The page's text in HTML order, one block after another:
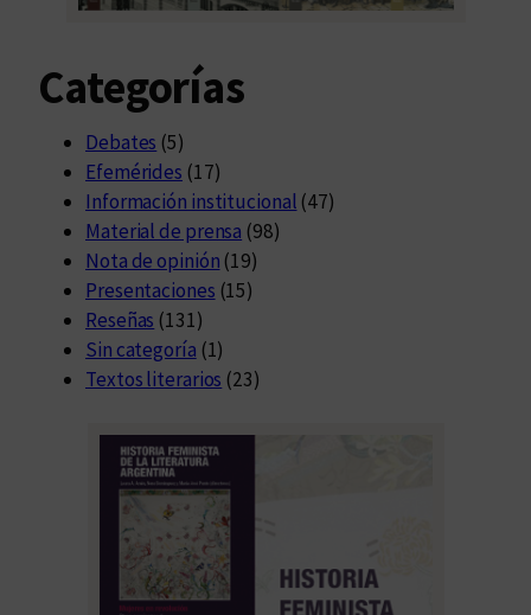
a
Categorías
Debates (5)
Efemérides (17)
Información institucional (47)
Material de prensa (98)
Nota de opinión (19)
Presentaciones (15)
Reseñas (131)
Sin categoría (1)
Textos literarios (23)